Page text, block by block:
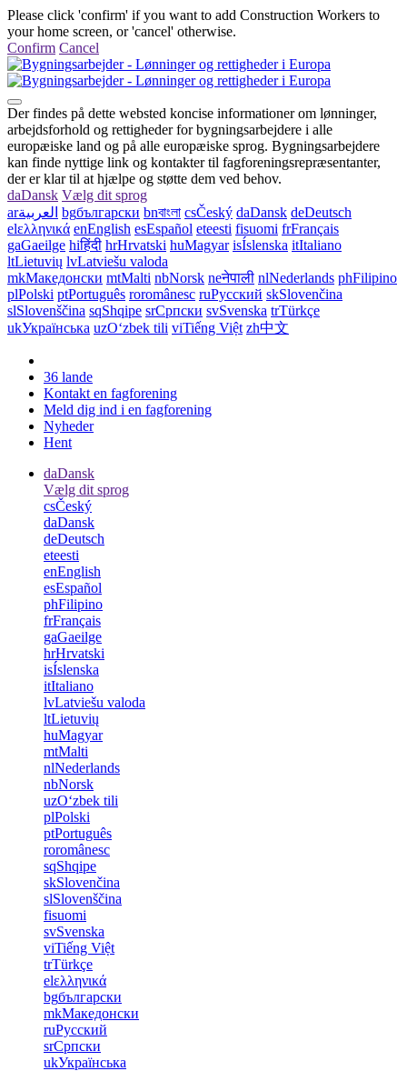
Please click 'confirm' if you want to add Construction Workers to
your home screen, or 'cancel' otherwise.
Confirm Cancel
Der findes på dette websted koncise informationer om lønninger,
arbejdsforhold og rettigheder for bygningsarbejdere i alle
europæiske land og på alle europæiske sprog. Bygningsarbejdere
kan finde nyttige link og kontakter til fagforeningsrepræsentanter,
der er klar til at hjælpe og støtte dem ved behov.
daDansk Vælg dit sprog
arالعربية bgбългарски bnবাংলা csČeský daDansk deDeutsch
elελληνικά enEnglish esEspañol eteesti fisuomi frFrançais
gaGaeilge hiहिंदी hrHrvatski huMagyar isÍslenska itItaliano
ltLietuvių lvLatviešu valoda
mkМакедонски mtMalti nbNorsk neनेपाली nlNederlands phFilipino
plPolski ptPortuguês roromânesc ruРусский skSlovenčina
slSlovenščina sqShqipe srСрпски svSvenska trTürkçe
ukУкраїнська uzOʻzbek tili viTiếng Việt zh中文
36 lande
Kontakt en fagforening
Meld dig ind i en fagforening
Nyheder
Hent
daDansk
Vælg dit sprog
csČeský
daDansk
deDeutsch
eteesti
enEnglish
esEspañol
phFilipino
frFrançais
gaGaeilge
hrHrvatski
isÍslenska
itItaliano
lvLatviešu valoda
ltLietuvių
huMagyar
mtMalti
nlNederlands
nbNorsk
uzOʻzbek tili
plPolski
ptPortuguês
roromânesc
sqShqipe
skSlovenčina
slSlovenščina
fisuomi
svSvenska
viTiếng Việt
trTürkçe
elελληνικά
bgбългарски
mkМакедонски
ruРусский
srСрпски
ukУкраїнська